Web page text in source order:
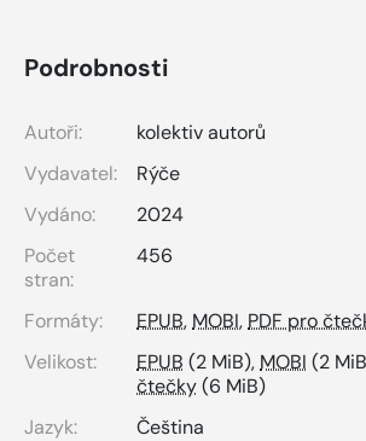
Podrobnosti
Autoři:
kolektiv autorů
Vydavatel:
Rýče
Vydáno:
2024
Počet
stran:
456
Formáty: EPUB, MOBI, PDF pro
Velikost:
EPUB (2 MiB), MOBI (2
čtečky(6 MiB)
Jazyk:
Čeština